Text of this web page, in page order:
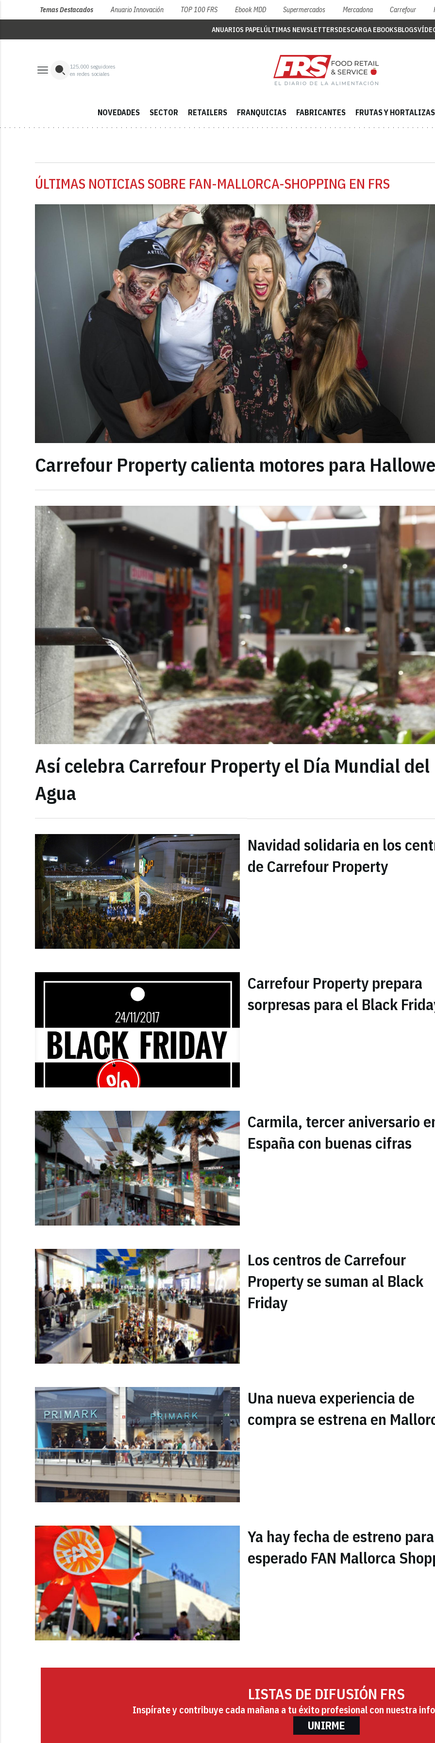
Temas Destacados Anuario Innovación TOP 100 FRS Ebook MDD Supermercados Mercadona Carrefour
ANUARIOS PAPELÚLTIMAS NEWSLETTERSDESCARGA EBOOKSBLOGS
125,000 seguidores
en redes sociales
NOVEDADES SECTOR RETAILERS FRANQUICIAS FABRICANTES FRUTAS Y HORTALIZAS
ÚLTIMAS NOTICIAS SOBRE FAN-MALLORCA-SHOPPING EN FRS
Carrefour Property calienta motores para
Así celebra Carrefour Property el Día Mundial del
Agua
Navidad solidaria en los
de Carrefour Property
Carrefour Property prepara
sorpresas para el Black
Carmila, tercer aniversario
España con buenas cifras
Los centros de Carrefour
Property se suman al Black
Friday
Una nueva experiencia de
compra se estrena en
Ya hay fecha de estreno
esperado FAN Mallorca
LISTAS DE DIFUSIÓN FRS
Inspírate y contribuye cada mañana a tu éxito profesional con nuestra
UNIRME